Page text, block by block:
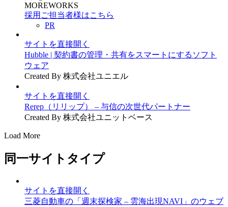
MOREWORKS
採用ご担当者様はこちら
PR
サイトを直接開く
Hubble | 契約書の管理・共有をスマートにするソフト
ウェア
Created By 株式会社ユニエル
サイトを直接開く
Rerep（リリップ） – 与信の次世代パートナー
Created By 株式会社ユニットベース
Load More
同一サイトタイプ
サイトを直接開く
三菱自動車の「週末探検家 – 雲海出現NAVI」のウェブ